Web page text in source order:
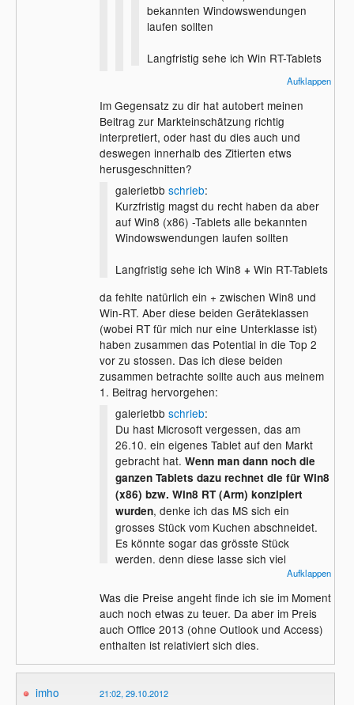
bekannten Windowswendungen
laufen sollten
Langfristig sehe ich Win RT-Tablets
.
Win8 != Win 8 RT
Schon etwas widersprüchlich erst vom
Marktanteil der Win8 Tablets und ihrer
Erfolgschancen wegen der Kompabilität zu
sprechen und dann die nicht Windows
kompatible Variante auf die TOP2 setzen.
Aufklappen
Im Gegensatz zu dir hat autobert meinen
Beitrag zur Markteinschätzung richtig
interpretiert, oder hast du dies auch und
deswegen innerhalb des Zitierten etws
herusgeschnitten?
galerietbb schrieb:
Kurzfristig magst du recht haben da aber
auf Win8 (x86) -Tablets alle bekannten
Windowswendungen laufen sollten
Langfristig sehe ich Win8 +Win RT-Tablets
da fehlte natürlich ein + zwischen Win8 und
Win-RT. Aber diese beiden Geräteklassen
(wobei RT für mich nur eine Unterklasse ist)
haben zusammen das Potential in die Top 2
vor zu stossen. Das ich diese beiden
zusammen betrachte sollte auch aus meinem
1. Beitrag hervorgehen:
galerietbb schrieb:
Du hast Microsoft vergessen, das am
26.10. ein eigenes Tablet auf den Markt
gebracht hat. Wenn man dann noch die
ganzen Tablets dazu rechnet die für Win8
(x86) bzw. Win8 RT (Arm) konzipiert
wurden, denke ich das MS sich ein
grosses Stück vom Kuchen abschneidet.
Es könnte sogar das grösste Stück
werden, denn diese lasse sich viel
problemloser in eine Firmeninfrastruktur
Aufklappen
Was die Preise angeht finde ich sie im Moment
auch noch etwas zu teuer. Da aber im Preis
auch Office 2013 (ohne Outlook und Access)
enthalten ist relativiert sich dies.
imho 21:02, 29.10.2012